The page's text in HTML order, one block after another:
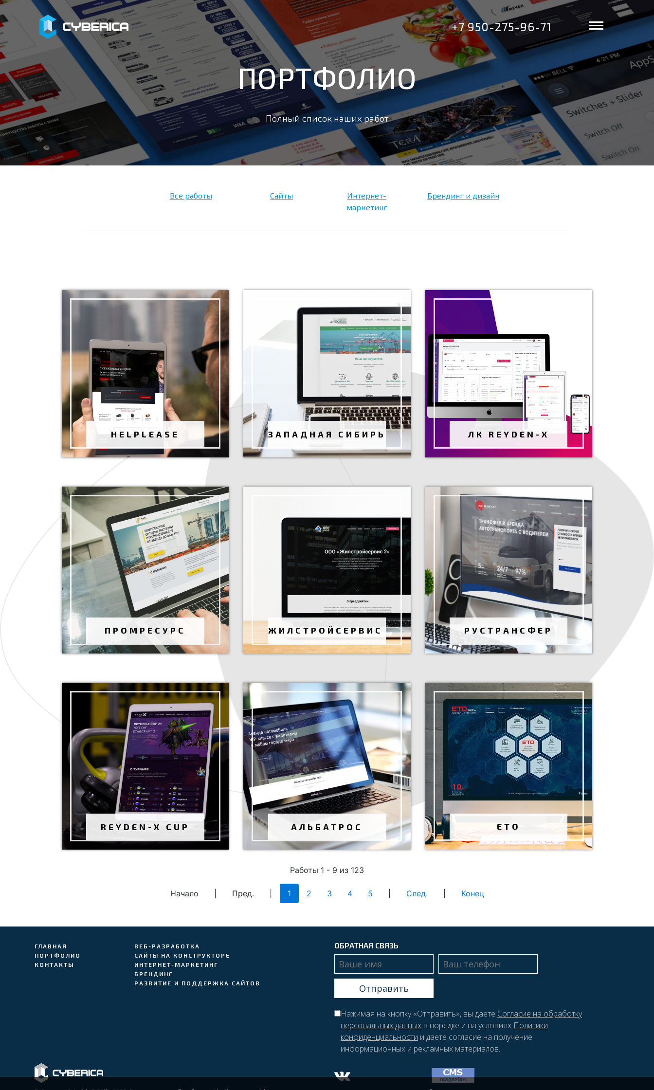
+7 950-275-96-71
ПОРТФОЛИО
Полный список наших работ
Все работы Сайты
Интернет-
маркетинг
Брендинг и дизайн
ЮРИДИЧЕСКАЯ КОМПАНИЯ
Разработка сайта
Сентябрь 2023 г.
ЗАПАДНАЯ СИБИРЬ
Разработка сайта
Октябрь 2022 г.
ЛИЧНЫЙ КАБИНЕТ
СТРИМЕРА "REYDEN-X"
Разработка дизайна и верстки
личного кабинета
Февраль 2021 г.
ПРОМРЕСУРС
Разработка сайта
Январь 2021 г.
Разработка сайта
Ноябрь 2020 г.
ТРАНСФЕРНАЯ КОМПАНИЯ
"РУСТРАНСФЕР"
Разработка сайта
Сентябрь 2020 г.
ТУРНИР "REYDEN-X CUP"
Разработка сайта
Июль 2020 г.
ТРАНСФЕРНАЯ КОМПАНИЯ
"АЛЬБАТРОС"
Разработка сайта
Август 2019 г.
ЕВРАЗИЙСКОЕ
ТРАНСПОРТНОЕ
ОБЪЕДИНЕНИЕ
Разработка сайта
Июль 2019 г.
Работы 1 - 9 из 123
Начало Пред. 1 2 3 4 5 След. Конец
ГЛАВНАЯ
ПОРТФОЛИО
КОНТАКТЫ
ВЕБ-РАЗРАБОТКА
САЙТЫ НА КОНСТРУКТОРЕ
ИНТЕРНЕТ-МАРКЕТИНГ
БРЕНДИНГ
РАЗВИТИЕ И ПОДДЕРЖКА САЙТОВ
ОБРАТНАЯ СВЯЗЬ
Нажимая на кнопку «Отправить», вы даете Согласие на обработку
персональных данныхв порядке и на условиях Политики
конфиденциальности и даете согласие на получение
информационных и рекламных материалов.